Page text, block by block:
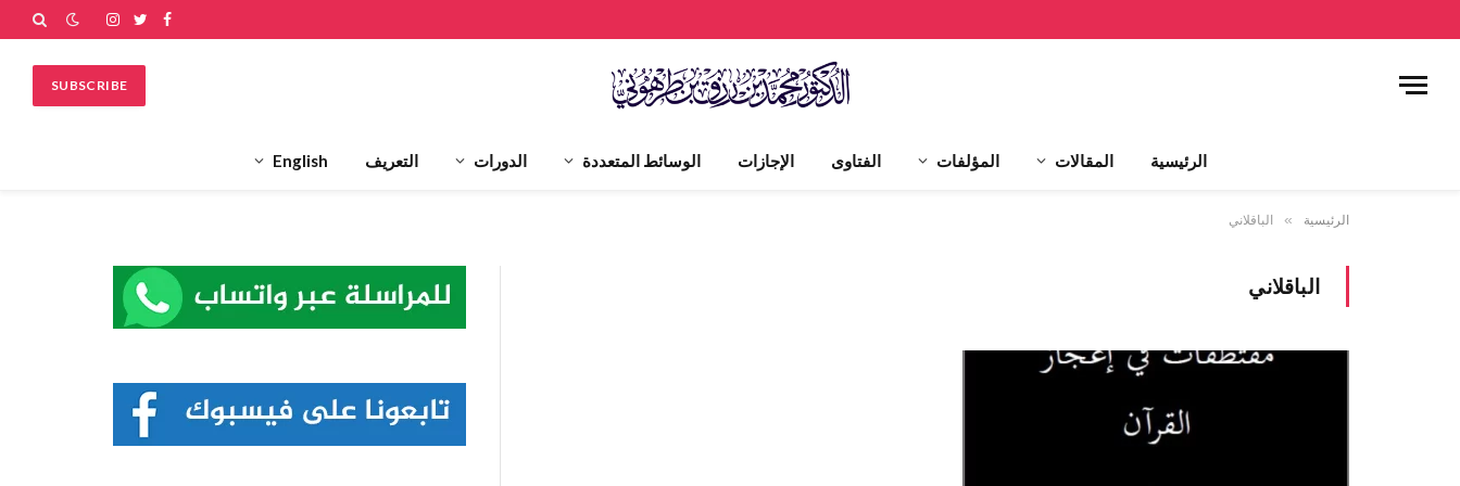
فيسبوك
تويترالانستغرام
SUBSCRIBE
الرئيسية المقالات المؤلفات الفتاوى الإجازات الوسائط المتعددة الدورات التعريف English
الرئيسية » الباقلاني
الباقلاني